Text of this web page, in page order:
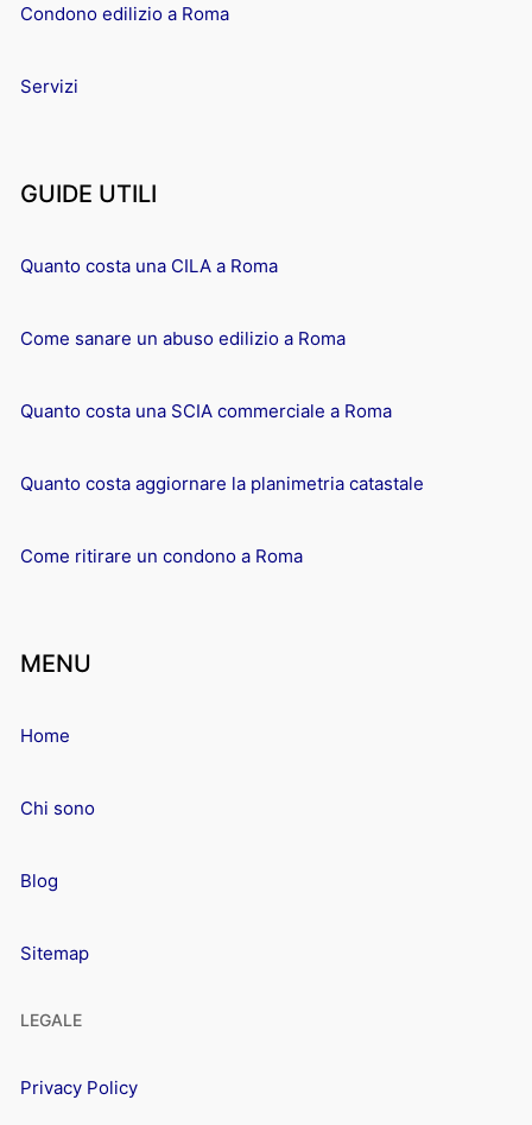
Condono edilizio a Roma
Servizi
GUIDE UTILI
Quanto costa una CILA a Roma
Come sanare un abuso edilizio a Roma
Quanto costa una SCIA commerciale a Roma
Quanto costa aggiornare la planimetria catastale
Come ritirare un condono a Roma
MENU
Home
Chi sono
Blog
Sitemap
LEGALE
Privacy Policy